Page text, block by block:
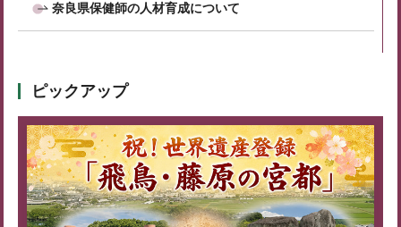
奈良県保健師の人材育成について
ピックアップ